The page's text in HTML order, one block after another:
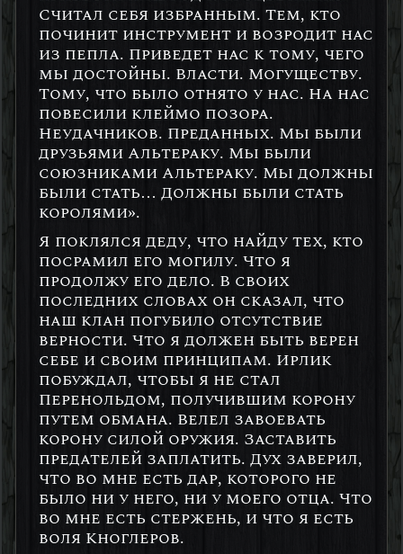
Считал себя избранным. Тем, кто
починит инструмент и возродит нас
из пепла. Приведет нас к тому, чего
мы достойны. Власти. Могуществу.
Тому, что было отнято у нас. На нас
повесили клеймо позора.
Неудачников. Преданных. Мы были
друзьями Альтераку. Мы были
союзниками Альтераку. Мы должны
были стать… Должны были стать
королями».
Я поклялся деду, что найду тех, кто
посрамил его могилу. Что я
продолжу его дело. В своих
последних словах он сказал, что
наш клан погубило отсутствие
верности. Что я должен быть верен
себе и своим принципам. Ирлик
побуждал, чтобы я не стал
Перенольдом, получившим корону
путем обмана. Велел завоевать
корону силой оружия. Заставить
предателей заплатить. Дух заверил,
что во мне есть дар, которого не
было ни у него, ни у моего отца. Что
во мне есть стержень, и что я есть
воля Кноглеров.